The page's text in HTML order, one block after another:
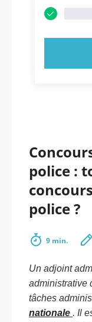
police :
police ?
9 min.
Un adjoint
administrative
tâches
nationale . Il